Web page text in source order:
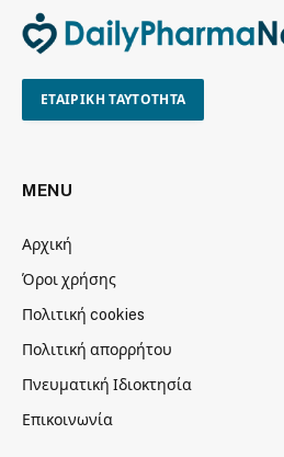
ΕΤΑΙΡΙΚΗ ΤΑΥΤΟΤΗΤΑ
MENU
Αρχική
Όροι χρήσης
Πολιτική cookies
Πολιτική απορρήτου
Πνευματική Ιδιοκτησία
Επικοινωνία